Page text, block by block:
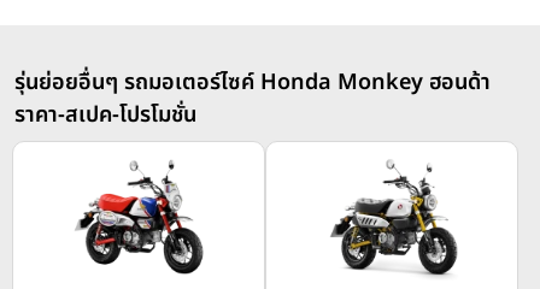
รุ่นย่อยอื่นๆ รถมอเตอร์ไซค์ Honda Monkey ฮอนด้า
ราคา-สเปค-โปรโมชั่น